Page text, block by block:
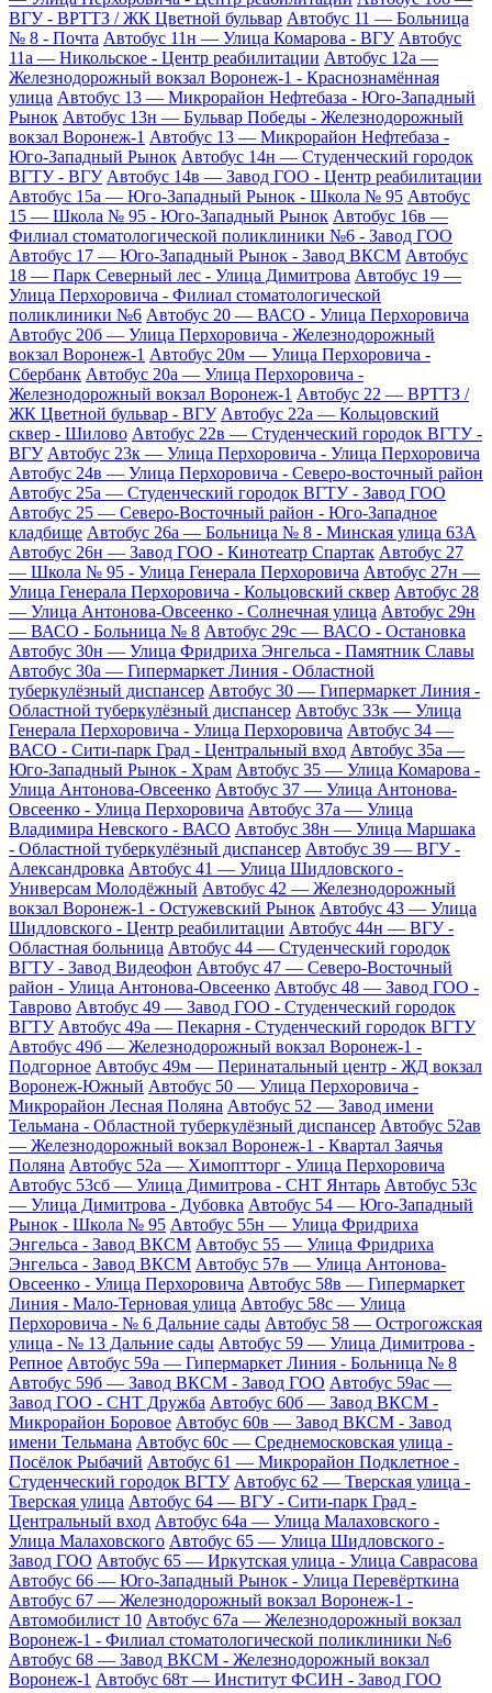
ВГУ - ВРТТЗ / ЖК Цветной бульвар Автобус 11 — Больница
№ 8 - Почта Автобус 11н — Улица Комарова - ВГУ Автобус
11а — Никольское - Центр реабилитации Автобус 12а —
Железнодорожный вокзал Воронеж-1 - Краснознамённая
улица Автобус 13 — Микрорайон Нефтебаза - Юго-Западный
Рынок Автобус 13н — Бульвар Победы - Железнодорожный
вокзал Воронеж-1 Автобус 13 — Микрорайон Нефтебаза -
Юго-Западный Рынок Автобус 14н — Студенческий городок
ВГТУ - ВГУ Автобус 14в — Завод ГОО - Центр реабилитации
Автобус 15а — Юго-Западный Рынок - Школа № 95 Автобус
15 — Школа № 95 - Юго-Западный Рынок Автобус 16в —
Филиал стоматологической поликлиники №6 - Завод ГОО
Автобус 17 — Юго-Западный Рынок - Завод ВКСМ Автобус
18 — Парк Северный лес - Улица Димитрова Автобус 19 —
Улица Перхоровича - Филиал стоматологической
поликлиники №6 Автобус 20 — ВАСО - Улица Перхоровича
Автобус 20б — Улица Перхоровича - Железнодорожный
вокзал Воронеж-1 Автобус 20м — Улица Перхоровича -
Сбербанк Автобус 20а — Улица Перхоровича -
Железнодорожный вокзал Воронеж-1 Автобус 22 — ВРТТЗ /
ЖК Цветной бульвар - ВГУ Автобус 22а — Кольцовский
сквер - Шилово Автобус 22в — Студенческий городок ВГТУ -
ВГУ Автобус 23к — Улица Перхоровича - Улица Перхоровича
Автобус 24в — Улица Перхоровича - Северо-восточный район
Автобус 25а — Студенческий городок ВГТУ - Завод ГОО
Автобус 25 — Северо-Восточный район - Юго-Западное
кладбище Автобус 26а — Больница № 8 - Минская улица 63А
Автобус 26н — Завод ГОО - Кинотеатр Спартак Автобус 27
— Школа № 95 - Улица Генерала Перхоровича Автобус 27н —
Улица Генерала Перхоровича - Кольцовский сквер Автобус 28
— Улица Антонова-Овсеенко - Солнечная улица Автобус 29н
— ВАСО - Больница № 8 Автобус 29с — ВАСО - Остановка
Автобус 30н — Улица Фридриха Энгельса - Памятник Славы
Автобус 30а — Гипермаркет Линия - Областной
туберкулёзный диспансер Автобус 30 — Гипермаркет Линия -
Областной туберкулёзный диспансер Автобус 33к — Улица
Генерала Перхоровича - Улица Перхоровича Автобус 34 —
ВАСО - Сити-парк Град - Центральный вход Автобус 35а —
Юго-Западный Рынок - Храм Автобус 35 — Улица Комарова -
Улица Антонова-Овсеенко Автобус 37 — Улица Антонова-
Овсеенко - Улица Перхоровича Автобус 37а — Улица
Владимира Невского - ВАСО Автобус 38н — Улица Маршака
- Областной туберкулёзный диспансер Автобус 39 — ВГУ -
Александровка Автобус 41 — Улица Шидловского -
Универсам Молодёжный Автобус 42 — Железнодорожный
вокзал Воронеж-1 - Остужевский Рынок Автобус 43 — Улица
Шидловского - Центр реабилитации Автобус 44н — ВГУ -
Областная больница Автобус 44 — Студенческий городок
ВГТУ - Завод Видеофон Автобус 47 — Северо-Восточный
район - Улица Антонова-Овсеенко Автобус 48 — Завод ГОО -
Таврово Автобус 49 — Завод ГОО - Студенческий городок
ВГТУ Автобус 49а — Пекарня - Студенческий городок ВГТУ
Автобус 49б — Железнодорожный вокзал Воронеж-1 -
Подгорное Автобус 49м — Перинатальный центр - ЖД вокзал
Воронеж-Южный Автобус 50 — Улица Перхоровича -
Микрорайон Лесная Поляна Автобус 52 — Завод имени
Тельмана - Областной туберкулёзный диспансер Автобус 52ав
— Железнодорожный вокзал Воронеж-1 - Квартал Заячья
Поляна Автобус 52а — Химоптторг - Улица Перхоровича
Автобус 53сб — Улица Димитрова - СНТ Янтарь Автобус 53с
— Улица Димитрова - Дубовка Автобус 54 — Юго-Западный
Рынок - Школа № 95 Автобус 55н — Улица Фридриха
Энгельса - Завод ВКСМ Автобус 55 — Улица Фридриха
Энгельса - Завод ВКСМ Автобус 57в — Улица Антонова-
Овсеенко - Улица Перхоровича Автобус 58в — Гипермаркет
Линия - Мало-Терновая улица Автобус 58с — Улица
Перхоровича - № 6 Дальние сады Автобус 58 — Острогожская
улица - № 13 Дальние сады Автобус 59 — Улица Димитрова -
Репное Автобус 59а — Гипермаркет Линия - Больница № 8
Автобус 59б — Завод ВКСМ - Завод ГОО Автобус 59ас —
Завод ГОО - СНТ Дружба Автобус 60б — Завод ВКСМ -
Микрорайон Боровое Автобус 60в — Завод ВКСМ - Завод
имени Тельмана Автобус 60с — Среднемосковская улица -
Посёлок Рыбачий Автобус 61 — Микрорайон Подклетное -
Студенческий городок ВГТУ Автобус 62 — Тверская улица -
Тверская улица Автобус 64 — ВГУ - Сити-парк Град -
Центральный вход Автобус 64а — Улица Малаховского -
Улица Малаховского Автобус 65 — Улица Шидловского -
Завод ГОО Автобус 65 — Иркутская улица - Улица Саврасова
Автобус 66 — Юго-Западный Рынок - Улица Перевёрткина
Автобус 67 — Железнодорожный вокзал Воронеж-1 -
Автомобилист 10 Автобус 67а — Железнодорожный вокзал
Воронеж-1 - Филиал стоматологической поликлиники №6
Автобус 68 — Завод ВКСМ - Железнодорожный вокзал
Воронеж-1 Автобус 68т — Институт ФСИН - Завод ГОО